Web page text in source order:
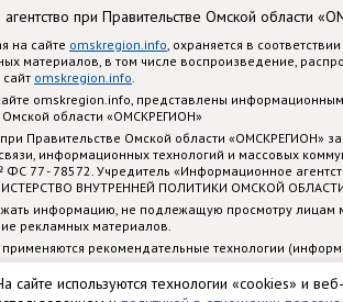
сайте используются технологии «cookies» и
при Правительстве Омской области
на сайте omskregion.info , охраняется в
материалов, в том числе воспроизведение,
omskregion.info
omskregion.info, представлены
Омской области «ОМСКРЕГИОН»
Правительстве Омской области «ОМСКРЕГИОН»
информационных технологий и массовых
77 - 78572. Учредитель «Информационное
ВНУТРЕННЕЙ ПОЛИТИКИ ОМСКОЙ
информацию, не подлежащую просмотру лицам
рекламных материалов.
рекомендательные технологии
основе сбора, систематизации и анализа
находящихся на территории Российской